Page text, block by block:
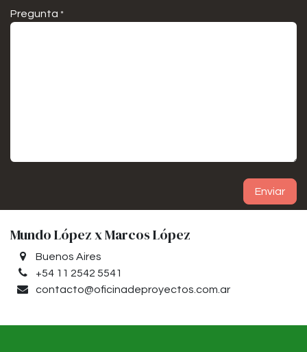
Pregunta *
Enviar
Mundo López x Marcos López
Buenos Aires
+54 11 2542 5541
contacto@oficinadeproyectos.com.ar